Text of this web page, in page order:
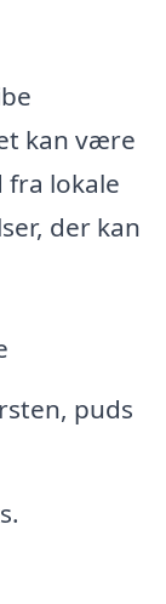
kan være
lokale
der kan
puds